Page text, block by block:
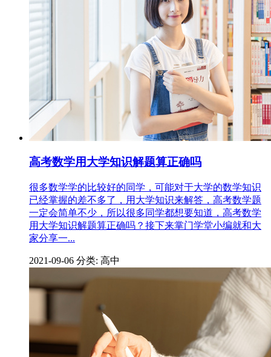
高考数学用大学知识解题算正确吗
很多数学学的比较好的同学，可能对于大学的数学知识
已经掌握的差不多了，用大学知识来解答，高考数学题
一定会简单不少，所以很多同学都想要知道，高考数学
用大学知识解题算正确吗？接下来掌门学堂小编就和大
家分享一...
2021-09-06 分类: 高中